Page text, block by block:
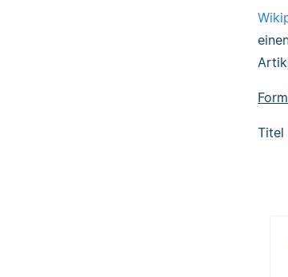
Titel